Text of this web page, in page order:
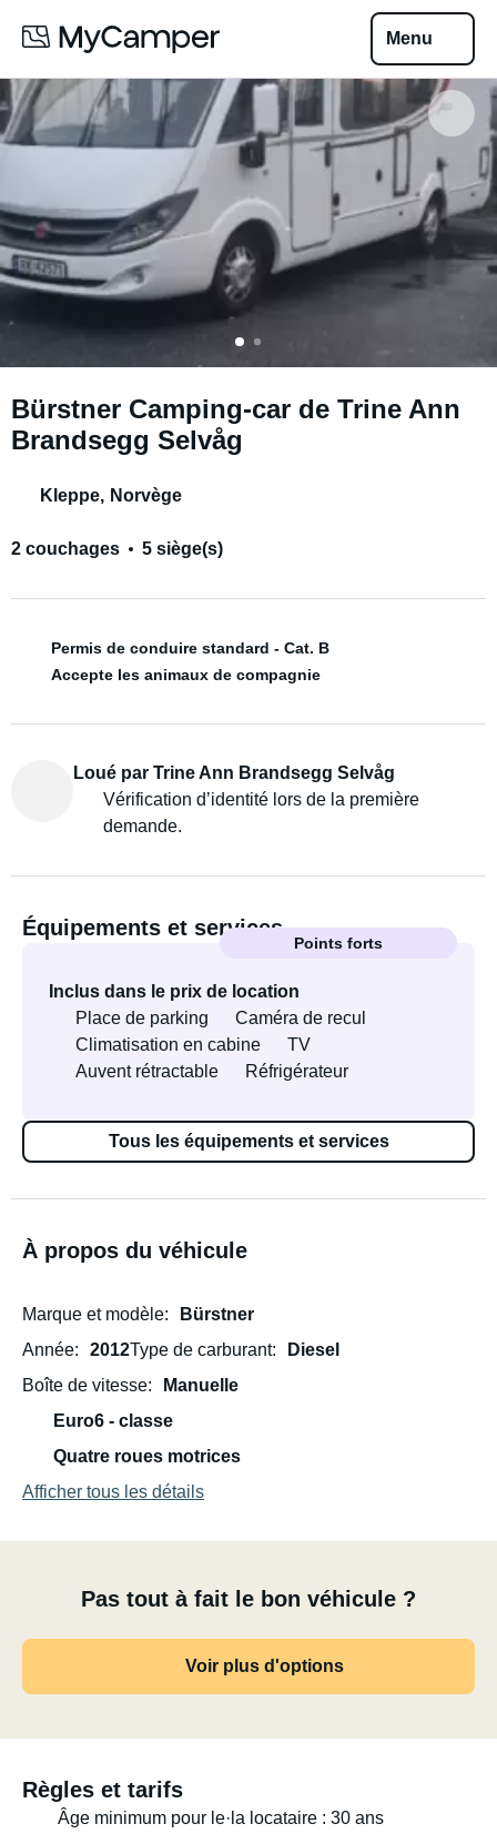
Menu
Bürstner Camping-car de Trine Ann
Brandsegg Selvåg
Kleppe, Norvège
2 couchages 5 siège(s)
Permis de conduire standard - Cat. B
Accepte les animaux de compagnie
Loué par Trine Ann Brandsegg Selvåg
Vérification d’identité lors de la première
demande.
Équipements et services
Points forts
Inclus dans le prix de location
Place de parking
Caméra de recul
Climatisation en cabine
TV
Auvent rétractable
Réfrigérateur
Tous les équipements et services
À propos du véhicule
Marque et modèle
Bürstner
Année
2012Type de carburant
Diesel
Boîte de vitesse
Manuelle
Euro6 - classe
Quatre roues motrices
Afficher tous les détails
Pas tout à fait le bon véhicule ?
Voir plus d'options
Règles et tarifs
Âge minimum pour le·la locataire : 30 ans